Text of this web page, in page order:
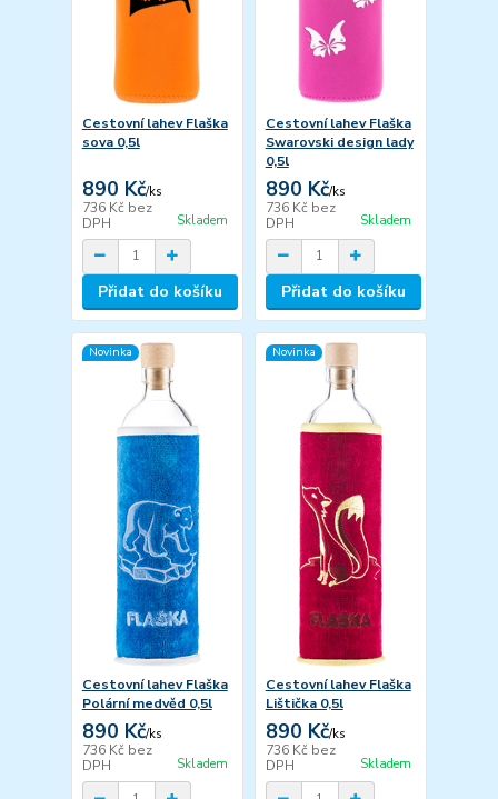
Cestovní lahev Flaška
sova 0,5l
890 Kč/ks
736 Kč bez
DPH
Skladem
Přidat do košíku
Cestovní lahev Flaška
Swarovski design lady
0,5l
890 Kč/ks
736 Kč bez
DPH
Skladem
Přidat do košíku
Novinka
Cestovní lahev Flaška
Polární medvěd 0,5l
890 Kč/ks
736 Kč bez
DPH
Skladem
Novinka
Cestovní lahev Flaška
Lištička 0,5l
890 Kč/ks
736 Kč bez
DPH
Skladem